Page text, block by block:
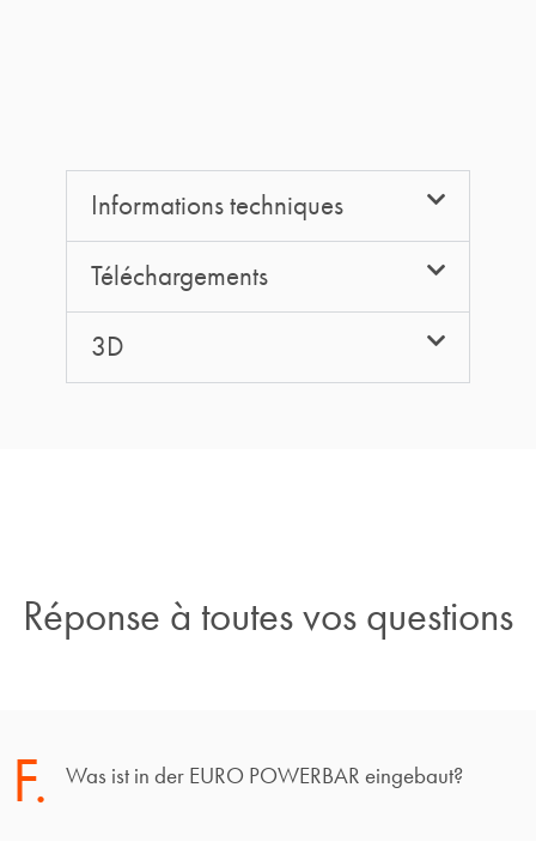
Informations techniques
Téléchargements
3D
Réponse à toutes vos questions
F. Was ist in der EURO POWERBAR eingebaut?